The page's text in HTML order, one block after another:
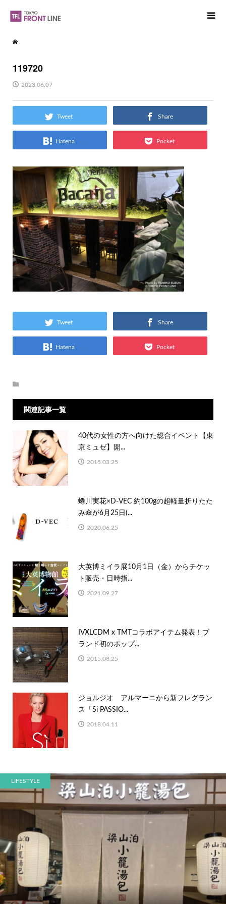
119720
2023.06.07
Tweet Share
Hatena Pocket
Tweet Share
Hatena Pocket
関連記事一覧
40代の女性の方へ向けた総合イベント【東
京ミュゼ】開...
2015.03.25
蜷川実花×D-VEC 約100gの超軽量折りたた
み傘が6月25日(...
2020.06.25
大英博ミイラ展10月1日（金）からチケッ
ト販売・日時指...
2021.09.27
IVXLCDM x TMTコラボアイテム発表！ブ
ランド初のポップ...
2015.08.25
ジョルジオ アルマーニから新フレグラン
ス「Si PASSIO...
2018.04.11
LIFESTYLE